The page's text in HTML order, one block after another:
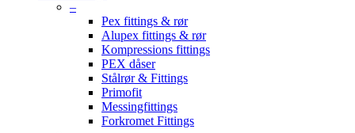
–
Pex fittings & rør
Alupex fittings & rør
Kompressions fittings
PEX dåser
Stålrør & Fittings
Primofit
Messingfittings
Forkromet Fittings